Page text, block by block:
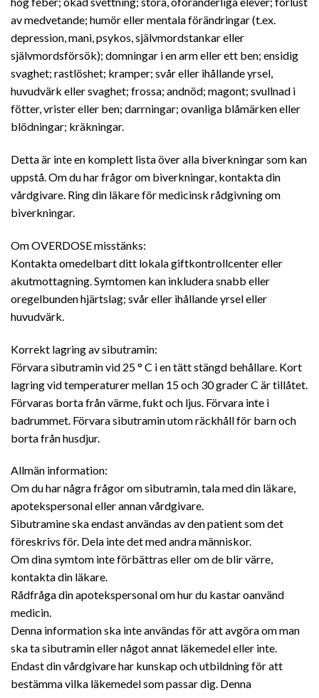
av medvetande; humör eller mentala förändringar (t.ex.
depression, mani, psykos, självmordstankar eller
självmordsförsök); domningar i en arm eller ett ben; ensidig
svaghet; rastlöshet; kramper; svår eller ihållande yrsel,
huvudvärk eller svaghet; frossa; andnöd; magont; svullnad i
fötter, vrister eller ben; darrningar; ovanliga blåmärken eller
blödningar; kräkningar.
Detta är inte en komplett lista över alla biverkningar som kan
uppstå. Om du har frågor om biverkningar, kontakta din
vårdgivare. Ring din läkare för medicinsk rådgivning om
biverkningar.
Om OVERDOSE misstänks:
Kontakta omedelbart ditt lokala giftkontrollcenter eller
akutmottagning. Symtomen kan inkludera snabb eller
oregelbunden hjärtslag; svår eller ihållande yrsel eller
huvudvärk.
Korrekt lagring av sibutramin:
Förvara sibutramin vid 25 ° C i en tätt stängd behållare. Kort
lagring vid temperaturer mellan 15 och 30 grader C är tillåtet.
Förvaras borta från värme, fukt och ljus. Förvara inte i
badrummet. Förvara sibutramin utom räckhåll för barn och
borta från husdjur.
Allmän information:
Om du har några frågor om sibutramin, tala med din läkare,
apotekspersonal eller annan vårdgivare.
Sibutramine ska endast användas av den patient som det
föreskrivs för. Dela inte det med andra människor.
Om dina symtom inte förbättras eller om de blir värre,
kontakta din läkare.
Rådfråga din apotekspersonal om hur du kastar oanvänd
medicin.
Denna information ska inte användas för att avgöra om man
ska ta sibutramin eller något annat läkemedel eller inte.
Endast din vårdgivare har kunskap och utbildning för att
bestämma vilka läkemedel som passar dig. Denna